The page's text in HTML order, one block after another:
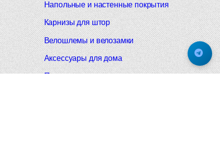
Напольные и настенные покрытия
Карнизы для штор
Велошлемы и велозамки
Аксессуары для дома
Почтовые ящики